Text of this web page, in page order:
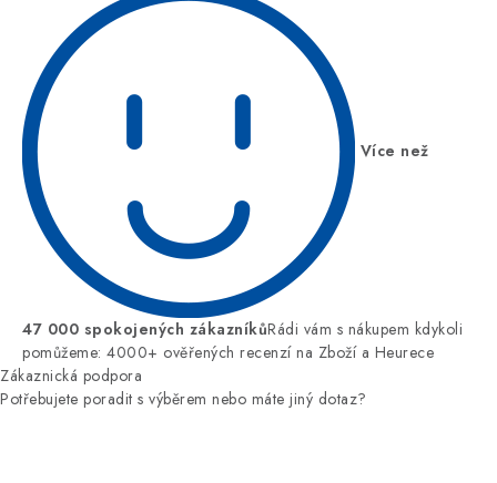
Více než
47 000 spokojených zákazníkůRádi vám s nákupem kdykoli
pomůžeme: 4000+ ověřených recenzí na Zboží a Heurece
Zákaznická podpora
Potřebujete poradit s výběrem nebo máte jiný dotaz?